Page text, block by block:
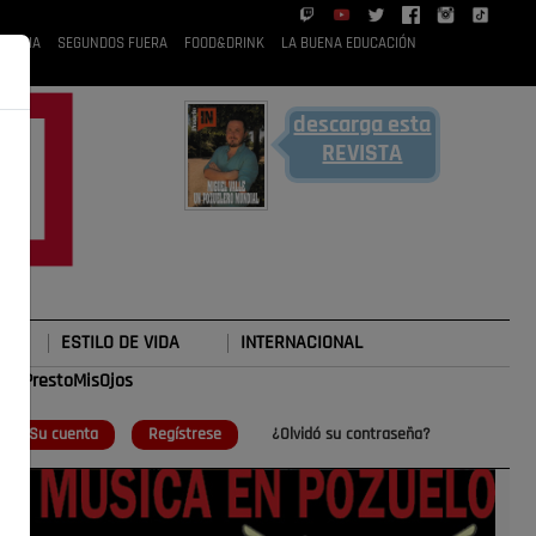
RUBIA SEGUNDOS FUERA FOOD&DRINK LA BUENA EDUCACIÓN
descarga esta
REVISTA
ESTILO DE VIDA INTERNACIONAL
Su cuenta Regístrese ¿Olvidó su contraseña?